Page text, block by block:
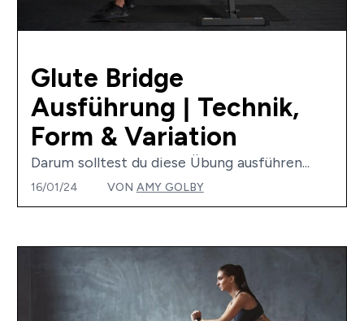
Glute Bridge
Ausführung | Technik,
Form & Variation
Darum solltest du diese Übung ausführen...
16/01/24 VON AMY GOLBY